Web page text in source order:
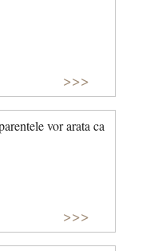
>>>
vor arata ca
>>>